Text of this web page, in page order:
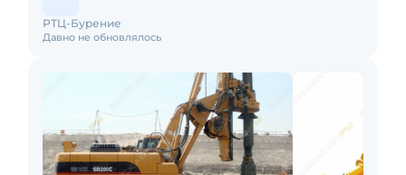
Давно не обновлялось
РТЦ-Бурение